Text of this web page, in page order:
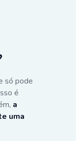
só pode
é
a
uma